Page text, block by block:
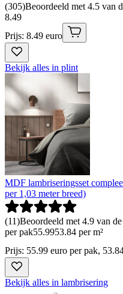
(305)Beoordeeld met 4.5 van
8.49
Prijs: 8.49 euro
Bekijk alles in plint
MDF lambriseringsset
per 1,03 meter breed)
(11)Beoordeeld met 4.9 van
per pak55.9953.84 per m²
Prijs: 55.99 euro per pak,
Bekijk alles in lambrisering